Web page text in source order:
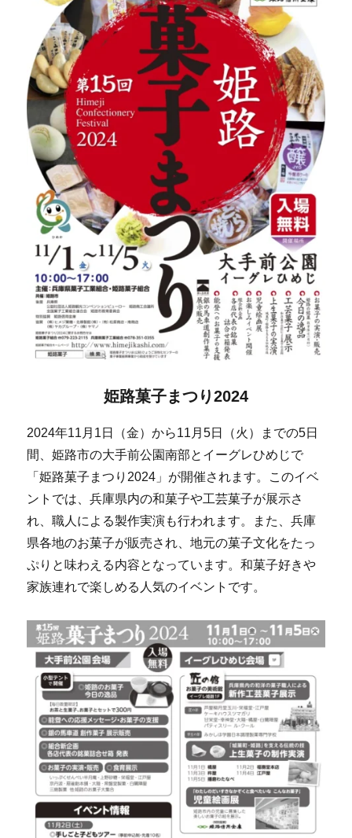
姫路菓子まつり2024
2024年11月1日（金）から11月5日（火）までの5日
間、姫路市の大手前公園南部とイーグレひめじで
「姫路菓子まつり2024」が開催されます。このイベ
ントでは、兵庫県内の和菓子や工芸菓子が展示さ
れ、職人による製作実演も行われます。また、兵庫
県各地のお菓子が販売され、地元の菓子文化をたっ
ぷりと味わえる内容となっています。和菓子好きや
家族連れで楽しめる人気のイベントです。